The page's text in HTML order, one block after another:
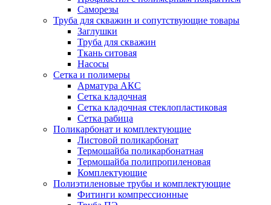
Саморезы
Труба для скважин и сопутствующие товары
Заглушки
Труба для скважин
Ткань ситовая
Насосы
Сетка и полимеры
Арматура АКС
Сетка кладочная
Сетка кладочная стеклопластиковая
Сетка рабица
Поликарбонат и комплектующие
Листовой поликарбонат
Термошайба поликарбонатная
Термошайба полипропиленовая
Комплектующие
Полиэтиленовые трубы и комплектующие
Фитинги компрессионные